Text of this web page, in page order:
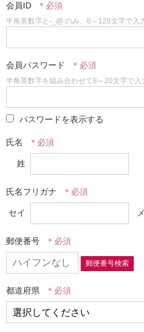
会員ID
半角英数字と-_@.のみ、8～128文字で入
会員パスワード
半角英数字を組み合わせて8～20文字で入
パスワードを表示する
氏名
姓
氏名フリガナ
セイ
郵便番号
郵便番号検索
都道府県